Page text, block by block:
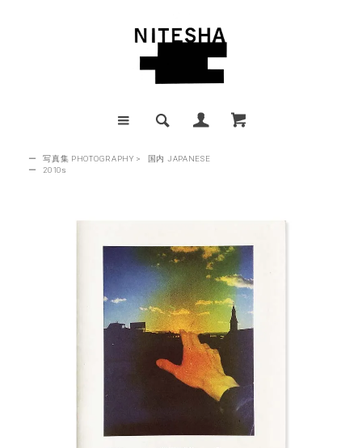
ー 写真集 PHOTOGRAPHY >
国内 JAPANESE
ー
2010s